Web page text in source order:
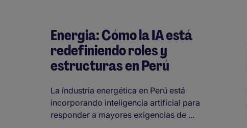
Energia: Cómo la IA está
redefiniendo roles y
estructuras en Perú
La industria energética en Perú está
incorporando inteligencia artificial para
responder a mayores exigencias de ...